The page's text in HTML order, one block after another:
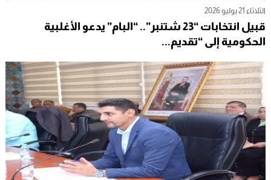
الثلاثاء 21 يوليو 2026
قبيل انتخابات “23 شتنبر”.. “البام” يدعو الأغلبية
الحكومية إلى “تقديم...